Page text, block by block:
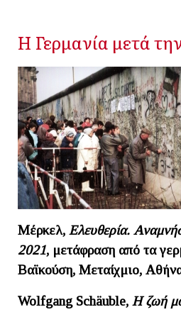
Η Γερμανία μετά
Μέρκελ, Ελευθερία.
2021, μετάφραση από τα
Βαϊκούση, Μεταίχμιο,
Wolfgang Schäuble, Η ζωή